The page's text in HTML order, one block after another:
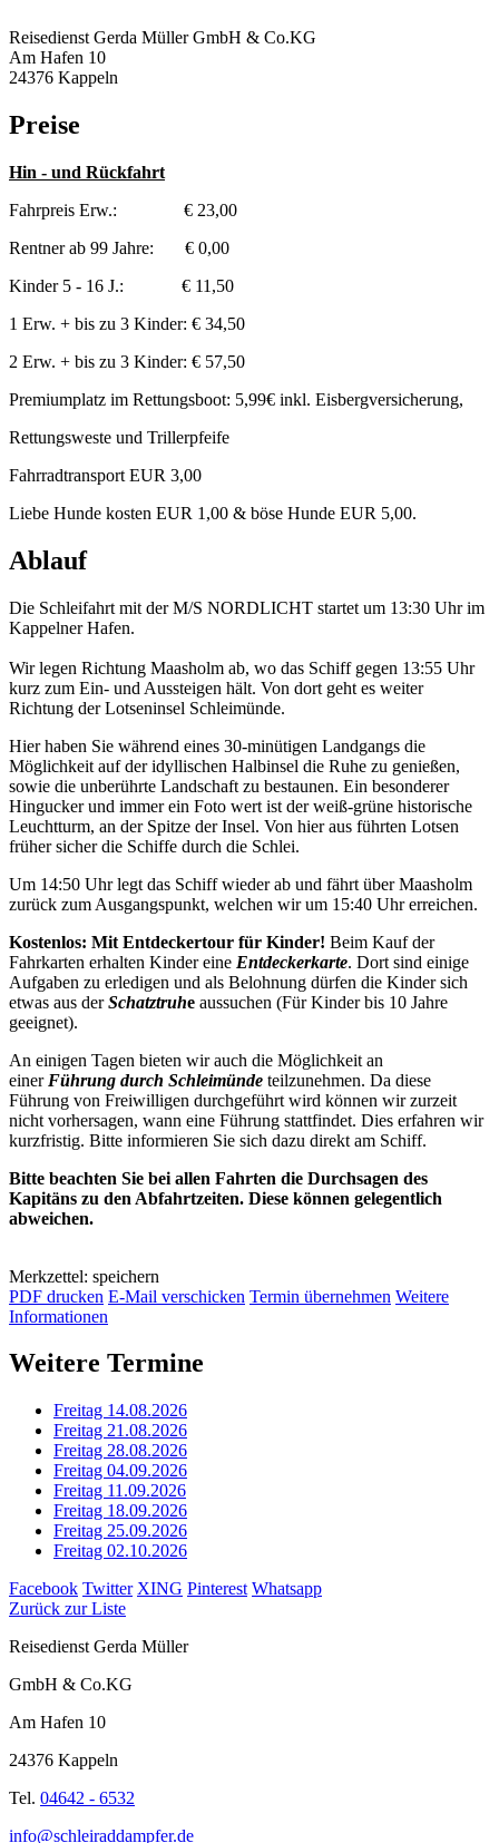
Reisedienst Gerda Müller GmbH & Co.KG
Am Hafen 10
24376 Kappeln
Preise
Hin - und Rückfahrt
Fahrpreis Erw.: € 23,00
Rentner ab 99 Jahre: € 0,00
Kinder 5 - 16 J.: € 11,50
1 Erw. + bis zu 3 Kinder: € 34,50
2 Erw. + bis zu 3 Kinder: € 57,50
Premiumplatz im Rettungsboot: 5,99€ inkl. Eisbergversicherung,
Rettungsweste und Trillerpfeife
Fahrradtransport EUR 3,00
Liebe Hunde kosten EUR 1,00 & böse Hunde EUR 5,00.
Ablauf
Die Schleifahrt mit der M/S NORDLICHT startet um 13:30 Uhr im
Kappelner Hafen.
Wir legen Richtung Maasholm ab, wo das Schiff gegen 13:55 Uhr
kurz zum Ein- und Aussteigen hält. Von dort geht es weiter
Richtung der Lotseninsel Schleimünde.
Hier haben Sie während eines 30-minütigen Landgangs die
Möglichkeit auf der idyllischen Halbinsel die Ruhe zu genießen,
sowie die unberührte Landschaft zu bestaunen. Ein besonderer
Hingucker und immer ein Foto wert ist der weiß-grüne historische
Leuchtturm, an der Spitze der Insel. Von hier aus führten Lotsen
früher sicher die Schiffe durch die Schlei.
Um 14:50 Uhr legt das Schiff wieder ab und fährt über Maasholm
zurück zum Ausgangspunkt, welchen wir um 15:40 Uhr erreichen.
Kostenlos: Mit Entdeckertour für Kinder! Beim Kauf der
Fahrkarten erhalten Kinder eine Entdeckerkarte. Dort sind einige
Aufgaben zu erledigen und als Belohnung dürfen die Kinder sich
etwas aus der Schatztruhe aussuchen (Für Kinder bis 10 Jahre
geeignet).
An einigen Tagen bieten wir auch die Möglichkeit an
einer Führung durch Schleimünde teilzunehmen. Da diese
Führung von Freiwilligen durchgeführt wird können wir zurzeit
nicht vorhersagen, wann eine Führung stattfindet. Dies erfahren wir
kurzfristig. Bitte informieren Sie sich dazu direkt am Schiff.
Bitte beachten Sie bei allen Fahrten die Durchsagen des
Kapitäns zu den Abfahrtzeiten. Diese können gelegentlich
abweichen.
Merkzettel: speichern
PDF drucken E-Mail verschicken Termin übernehmen Weitere
Informationen
Weitere Termine
Freitag 14.08.2026
Freitag 21.08.2026
Freitag 28.08.2026
Freitag 04.09.2026
Freitag 11.09.2026
Freitag 18.09.2026
Freitag 25.09.2026
Freitag 02.10.2026
Facebook Twitter XING Pinterest Whatsapp
Zurück zur Liste
Reisedienst Gerda Müller
GmbH & Co.KG
Am Hafen 10
24376 Kappeln
Tel. 04642 - 6532
info@schleiraddampfer.de